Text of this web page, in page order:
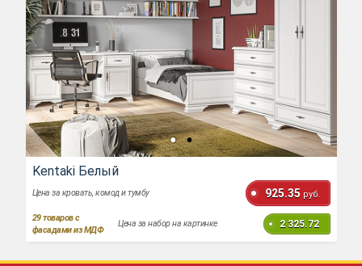
Kentaki Белый
Цена за кровать, комод и тумбу 925.35 руб.
29товаров с
фасадами из МДФ
Цена за набор на картинке 2 325.72